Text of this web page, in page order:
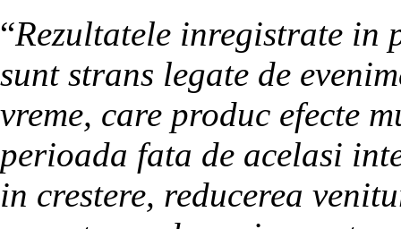
“Rezultatele inregistrate
sunt strans legate de
vreme, care produc efecte
perioada fata de acelasi
in crestere, reducerea